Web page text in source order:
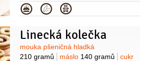
(pšeničná)
Kategorie
Linecká kolečka
Suroviny
mouka pšeničná hladká
210 gramů
máslo 140 gramů
cukr